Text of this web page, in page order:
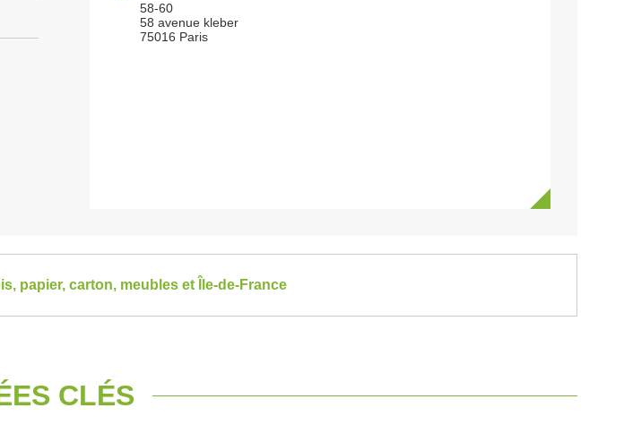
58-60
58 avenue kleber
75016 Paris
papier, carton, meubles et Île-de-France
CLÉS